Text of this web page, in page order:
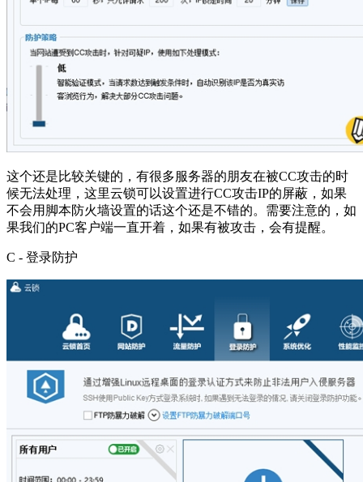
这个还是比较关键的，有很多服务器的朋友在被CC攻击的时
候无法处理，这里云锁可以设置进行CC攻击IP的屏蔽，如果
不会用脚本防火墙设置的话这个还是不错的。需要注意的，如
果我们的PC客户端一直开着，如果有被攻击，会有提醒。
C - 登录防护